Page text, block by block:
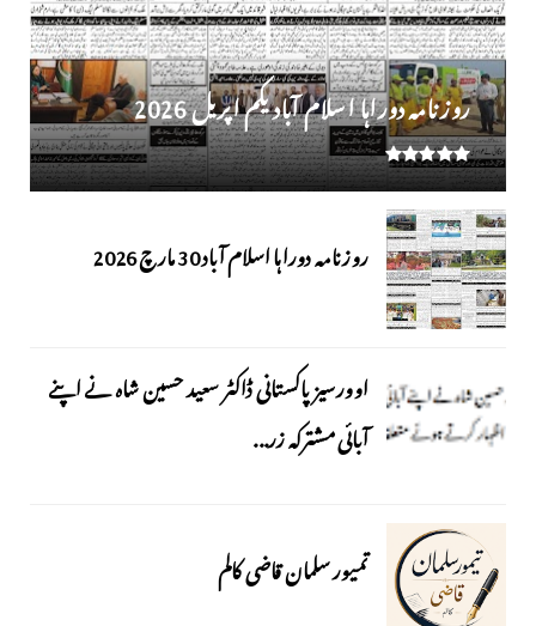
روز نامہ دوراہا اسلام آباد یکم اپریل 2026
روزنامہ دوراہا اسلام آباد 30 مارچ 2026
اوورسیز پاکستانی ڈاکٹر سعید حسین شاہ نے اپنے
آبائی مشترکہ زر...
تمیور سلمان قاضی کالم